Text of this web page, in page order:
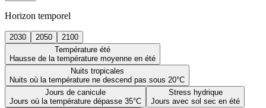
Horizon temporel
2030 2050
2100
Température été
Hausse de la température moyenne en été
Nuits tropicales
Nuits où la température ne descend pas sous 20°C
Jours de canicule
Jours où la température dépasse 35°C
Stress hydrique
Jours avec sol sec en été